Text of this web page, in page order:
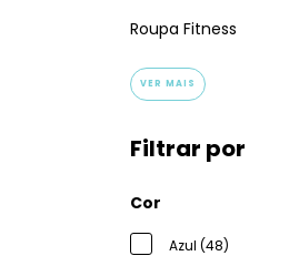
Roupa Fitness
VER MAIS
Filtrar por
Cor
Azul (48)